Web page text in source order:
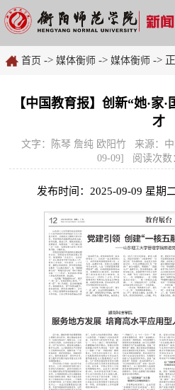
首页 -> 媒体衡师 -> 媒体衡师 ->
【中国教育报】创新“她·家
才
文字：陈琴 詹纯 欧阳竹 来源：
09-09] 阅读次数
发布时间：2025-09-09 星期